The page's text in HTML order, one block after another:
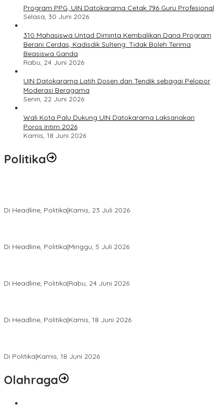
Program PPG, UIN Datokarama Cetak 796 Guru Profesional
Selasa, 30 Juni 2026
310 Mahasiswa Untad Diminta Kembalikan Dana Program
Berani Cerdas, Kadisdik Sulteng: Tidak Boleh Terima
Beasiswa Ganda
Rabu, 24 Juni 2026
UIN Datokarama Latih Dosen dan Tendik sebagai Pelopor
Moderasi Beragama
Senin, 22 Juni 2026
Wali Kota Palu Dukung UIN Datokarama Laksanakan
Poros Intim 2026
Kamis, 18 Juni 2026
Politika
Di Headline, Politika|Kamis, 23 Juli 2026
Di Headline, Politika|Minggu, 5 Juli 2026
Di Headline, Politika|Rabu, 24 Juni 2026
Di Headline, Politika|Kamis, 18 Juni 2026
Di Politika|Kamis, 18 Juni 2026
Olahraga